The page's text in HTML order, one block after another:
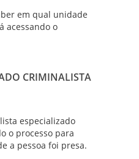
em qual unidade
acessando o
CRIMINALISTA
especializado
o processo para
a pessoa foi presa.